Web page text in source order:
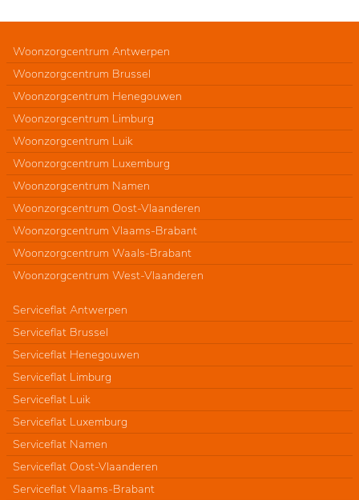
Woonzorgcentrum Antwerpen
Woonzorgcentrum Brussel
Woonzorgcentrum Henegouwen
Woonzorgcentrum Limburg
Woonzorgcentrum Luik
Woonzorgcentrum Luxemburg
Woonzorgcentrum Namen
Woonzorgcentrum Oost-Vlaanderen
Woonzorgcentrum Vlaams-Brabant
Woonzorgcentrum Waals-Brabant
Woonzorgcentrum West-Vlaanderen
Serviceflat Antwerpen
Serviceflat Brussel
Serviceflat Henegouwen
Serviceflat Limburg
Serviceflat Luik
Serviceflat Luxemburg
Serviceflat Namen
Serviceflat Oost-Vlaanderen
Serviceflat Vlaams-Brabant